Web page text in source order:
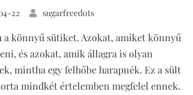
22 sugarfreedots
a könnyű sütiket. Azokat, amiket könnyű
és azokat, amik állagra is olyan
mintha egy felhőbe harapnék. Ez a sült
mindkét értelemben megfelel ennek.